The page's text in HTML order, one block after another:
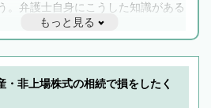
。弁護士自身にこうした知識がある
の連携もスムーズに進み、トラブル
らず相続をトータルで任せることが
また、相続は感情がからむ分野なの
ングも重要です。実際に電話や面談
護士と会話をしてウマが合う方に依
もっと見る
・非上場株式の相続で損をしたく